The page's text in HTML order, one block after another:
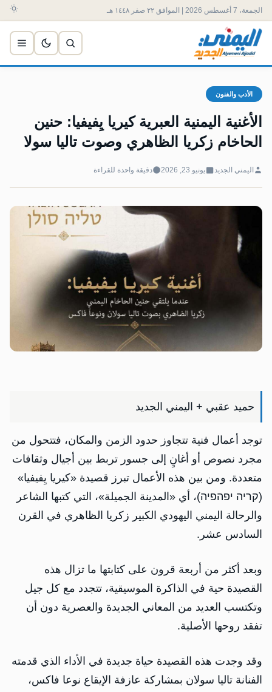
الجمعة، 7 أغسطس 2026 | الموافق ٢٢ صفر ١٤٤٨ هـ
الأدب والفنون
الأغنية اليمنية العبرية كيريا يِفيفيا: حنين
الحاخام زكريا الظاهري وصوت تاليا سولا
اليمني الجديد يونيو 23, 2026 دقيقة واحدة للقراءة
حميد عقبي + اليمني الجديد
توجد أعمال فنية تتجاوز حدود الزمن والمكان، فتتحول من
مجرد نصوص أو أغانٍ إلى جسور تربط بين أجيال وثقافات
متعددة. ومن بين هذه الأعمال تبرز قصيدة «كيريا يِفيفيا»
(קריה יפהפיה)، أي «المدينة الجميلة»، التي كتبها الشاعر
والرحالة اليمني اليهودي الكبير زكريا الظاهري في القرن
السادس عشر.
وبعد أكثر من أربعة قرون على كتابتها ما تزال هذه
القصيدة حية في الذاكرة الموسيقية، تتجدد مع كل جيل
وتكتسب العديد من المعاني الجديدة والعصرية دون أن
تفقد روحها الأصلية.
وقد وجدت هذه القصيدة حياة جديدة في الأداء الذي قدمته
الفنانة تاليا سولان بمشاركة عازفة الإيقاع نوعا فاكس،